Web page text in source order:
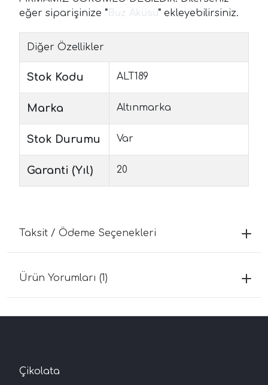
eğer siparişinize " " ekleyebilirsiniz.
Diğer Özellikler
Stok Kodu ALT189
Marka Altınmarka
Stok Durumu Var
Garanti (Yıl) 20
Taksit / Ödeme Seçenekleri
Ürün Yorumları (1)
Çikolata